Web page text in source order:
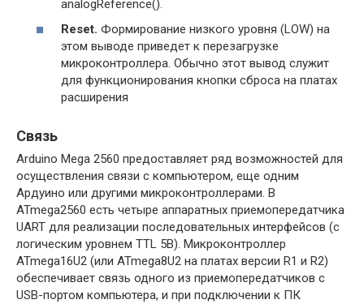
analogReference().
Reset. Формирование низкого уровня (LOW) на
этом выводе приведет к перезагрузке
микроконтроллера. Обычно этот вывод служит
для функционирования кнопки сброса на платах
расширения
Связь
Arduino Mega 2560 предоставляет ряд возможностей для
осуществления связи с компьютером, еще одним
Ардуино или другими микроконтроллерами. В
ATmega2560 есть четыре аппаратных приемопередатчика
UART для реализации последовательных интерфейсов (c
логическим уровнем TTL 5В). Микроконтроллер
ATmega16U2 (или ATmega8U2 на платах версии R1 и R2)
обеспечивает связь одного из приемопередатчиков с
USB-портом компьютера, и при подключении к ПК